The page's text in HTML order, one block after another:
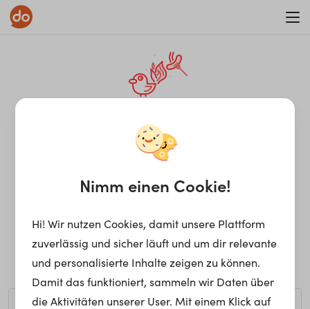
¡Ay, caramba! Seite nicht
gefunden.
Ups, die gewünschte Seite kann nicht gefunden werden.
Möchtest du nach einem bestimmten Begriff suchen?
Nimm einen Cookie!
Hi! Wir nutzen Cookies, damit unsere Plattform
zuverlässig und sicher läuft und um dir relevante
und personalisierte Inhalte zeigen zu können.
Damit das funktioniert, sammeln wir Daten über
die Aktivitäten unserer User. Mit einem Klick auf